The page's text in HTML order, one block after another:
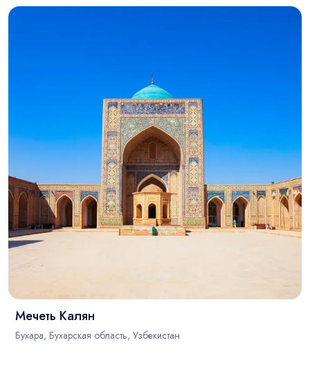
Мечеть Калян
Бухара, Бухарская область, Узбекистан